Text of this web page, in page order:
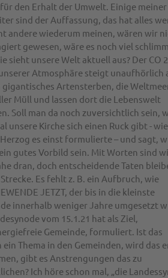
den Erhalt der Umwelt. Einige meiner
sind der Auffassung, das hat alles
andere wiederum meinen, wären wir
gewesen, wäre es noch viel
sieht unsere Welt aktuell aus? Der CO 2
Atmosphäre steigt unaufhörlich
gigantisches Artensterben, die
Müll und lassen dort die Lebenswelt
Soll man da noch zuversichtlich sein,
unsere Kirche sich einen Ruck gibt - wie
es einst formulierte – und sagt,
gutes Vorbild sein. Mit Worten sind
dran, doch entscheidende Taten
Es fehlt z. B. ein Aufbruch, wie
JETZT, der bis in die kleinste
innerhalb weniger Jahre umgesetzt
vom 15.1.21 hat als Ziel,
Gemeinde, formuliert. Ist das
Thema in den Gemeinden, wird das
gibt es Anstrengungen das zu
Ich höre schon mal, „die